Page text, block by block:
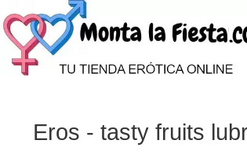
Eros - tasty fruits